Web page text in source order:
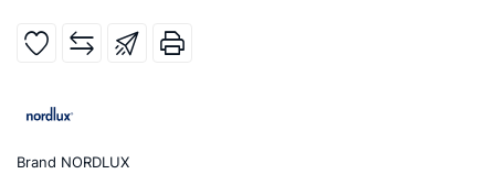
Brand NORDLUX